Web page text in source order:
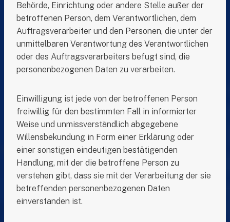
Behörde, Einrichtung oder andere Stelle außer der
betroffenen Person, dem Verantwortlichen, dem
Auftragsverarbeiter und den Personen, die unter der
unmittelbaren Verantwortung des Verantwortlichen
oder des Auftragsverarbeiters befugt sind, die
personenbezogenen Daten zu verarbeiten.
Einwilligung ist jede von der betroffenen Person
freiwillig für den bestimmten Fall in informierter
Weise und unmissverständlich abgegebene
Willensbekundung in Form einer Erklärung oder
einer sonstigen eindeutigen bestätigenden
Handlung, mit der die betroffene Person zu
verstehen gibt, dass sie mit der Verarbeitung der sie
betreffenden personenbezogenen Daten
einverstanden ist.